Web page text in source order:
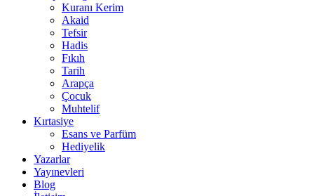
Kuranı Kerim
Akaid
Tefsir
Hadis
Fıkıh
Tarih
Arapça
Çocuk
Muhtelif
Kırtasiye
Esans ve Parfüm
Hediyelik
Yazarlar
Yayınevleri
Blog